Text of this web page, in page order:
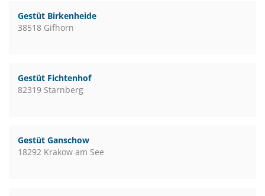
Gestüt Birkenheide
38518 Gifhorn
Gestüt Fichtenhof
82319 Starnberg
Gestüt Ganschow
18292 Krakow am See